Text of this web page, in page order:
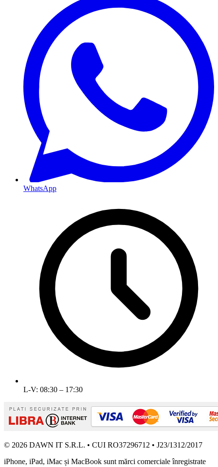
WhatsApp
L-V: 08:30 – 17:30
© 2026 DAWN IT S.R.L. • CUI RO37296712 • J23/1312/2017
iPhone, iPad, iMac și MacBook sunt mărci comerciale înregistrate